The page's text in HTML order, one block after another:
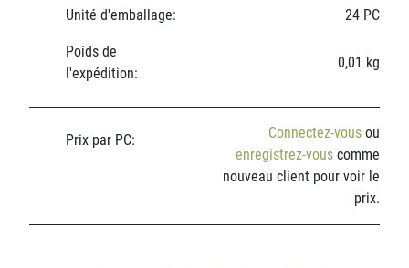
Unité d'emballage: 24 PC
Poids de
l'expédition:
0,01 kg
Prix par PC: Connectez-vous ou
enregistrez-vous comme
nouveau client pour voir le
prix.